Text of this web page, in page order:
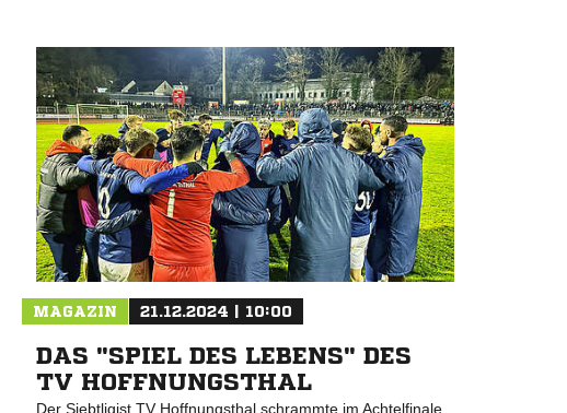
MAGAZIN 21.12.2024 | 10:00
DAS "SPIEL DES LEBENS" DES
TV HOFFNUNGSTHAL
Der Siebtligist TV Hoffnungsthal schrammte im Achtelfinale